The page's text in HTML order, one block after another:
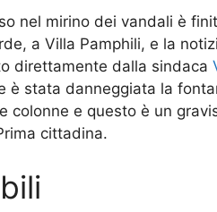
nel mirino dei vandali è
a Villa Pamphili, e la
direttamente dalla sindaca
è stata danneggiata la
e questo è un
cittadina.